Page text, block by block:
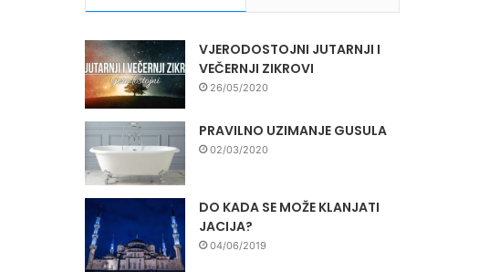
VJERODOSTOJNI JUTARNJI I
VEČERNJI ZIKROVI
26/05/2020
PRAVILNO UZIMANJE GUSULA
02/03/2020
DO KADA SE MOŽE KLANJATI
JACIJA?
04/06/2019